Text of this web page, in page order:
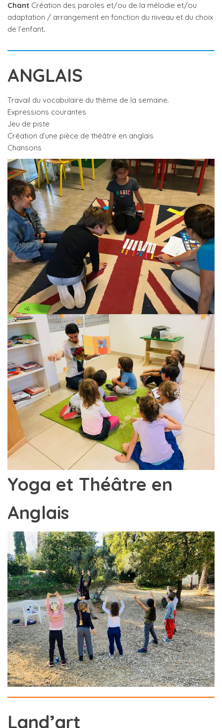
Chant Création des paroles et/ou de la mélodie et/ou
adaptation / arrangement en fonction du niveau et du choix
de l’enfant.
ANGLAIS
Travail du vocabulaire du thème de la semaine.
Expressions courantes
Jeu de piste
Création d’une pièce de théâtre en anglais
Chansons
Yoga et Théâtre en
Anglais
Land’art